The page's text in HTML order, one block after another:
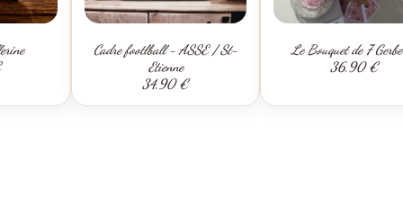
Cadre footlball - ASSE / St-
Etienne
34,90 €
Le Bouquet de 7
36,90 €